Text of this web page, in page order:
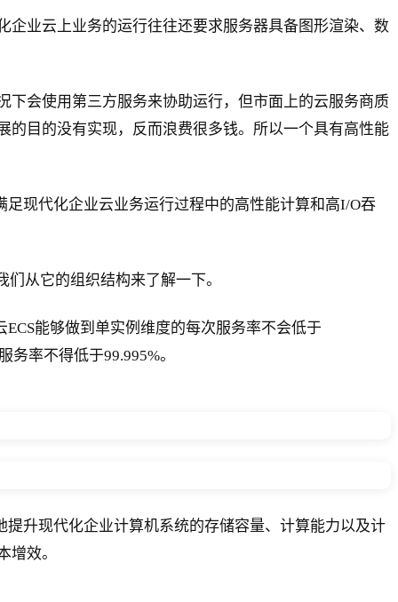
业云上业务的运行往往还要求服务器具备图形渲染、数
会使用第三方服务来协助运行，但市面上的云服务商质
目的没有实现，反而浪费很多钱。所以一个具有高性能
现代化企业云业务运行过程中的高性能计算和高I/O吞
从它的组织结构来了解一下。
能够做到单实例维度的每次服务率不会低于
率不得低于99.995%。
升现代化企业计算机系统的存储容量、计算能力以及计
效。